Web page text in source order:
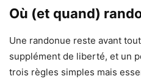
Où (et quand)
Une randonue reste avant
supplément de liberté, et un
trois règles simples mais